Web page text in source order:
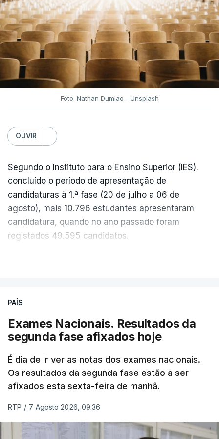
Foto: Nathan Dumlao - Unsplash
OUVIR
Segundo o Instituto para o Ensino Superior (IES),
concluído o período de apresentação de
candidaturas à 1.ª fase (20 de julho a 06 de
agosto), mais 10.796 estudantes apresentaram
candidatura, quando no ano passado foram
registados 49.595 candidatos.
anos, exceto nos anos da pandemia de Covid-19,
excecionais para a conclusão do ensino
secundário e para a utilização de exames
nacionais como provas de ingresso", refere o
Ministério da Educação, Ciência e Inovação (MECI)
em comunicado.
O MECI salienta que, sendo afixados hoje os
Exames Nacionais do Ensino Secundário realizados
PAÍS
Exames Nacionais. Resultados da
segunda fase afixados hoje
É dia de ir ver as notas dos exames nacionais.
Os resultados da segunda fase estão a ser
afixados esta sexta-feira de manhã.
RTP / 7 Agosto 2026, 09:36